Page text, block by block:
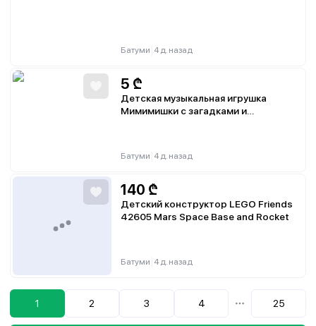
Батуми 4 д. назад
5 ₾
Детская музыкальная игрушка
Мимимишки с загадками и
Батуми 4 д. назад
140 ₾
Детский конструктор LEGO Friends
42605 Mars Space Base and Rocket
Батуми 4 д. назад
1 2 3 4 ... 25